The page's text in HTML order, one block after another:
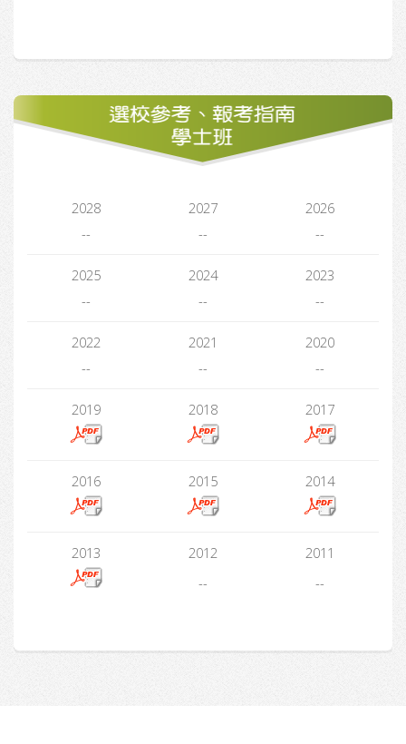
2028 2027
2026
--
-- --
2025 2024
2023
--
-- --
2022 2021
2020
--
-- --
2019 2018 2017
2016 2015 2014
2013 2012
2011
--
--